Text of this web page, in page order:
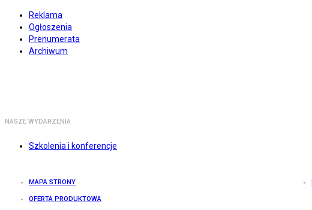
Reklama
Ogłoszenia
Prenumerata
Archiwum
NASZE WYDARZENIA
Szkolenia i konferencje
MAPA STRONY
OFERTA PRODUKTOWA